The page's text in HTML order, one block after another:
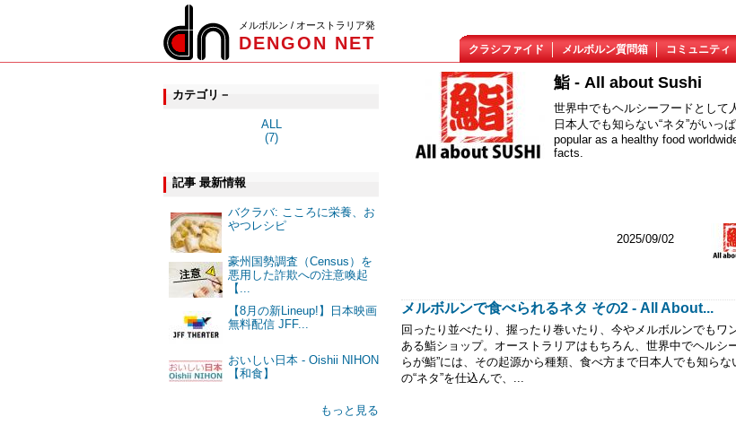
メルボルン / オーストラリア発
DENGON NET クラシファイド メルボルン質問箱 コミュニティ
カテゴリ－
ALL
(7)
記事 最新情報
バクラバ: こころに栄養、お
やつレシピ
豪州国勢調査（Census）を
悪用した詐欺への注意喚起
【...
【8月の新Lineup!】日本映画
無料配信 JFF...
おいしい日本 - Oishii NIHON
【和食】
もっと見る
鮨 - All about Sushi
世界中でもヘルシーフードとして
日本人でも知らない“ネタ”がいっ
popular as a healthy food
facts.
2025/09/02
メルボルンで食べられるネタ その2 - All About...
回ったり並べたり、握ったり巻いたり、今やメルボルンでもワ
ある鮨ショップ。オーストラリアはもちろん、世界中でヘルシ
らが鮨”には、その起源から種類、食べ方まで日本人でも知らな
の“ネタ”を仕込んで、...